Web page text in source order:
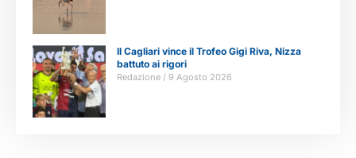
Il Cagliari vince il Trofeo Gigi Riva, Nizza
battuto ai rigori
Redazione 9 Agosto 2026